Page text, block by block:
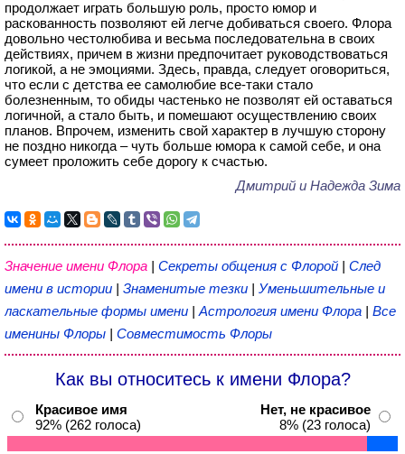
продолжает играть большую роль, просто юмор и
раскованность позволяют ей легче добиваться своего. Флора
довольно честолюбива и весьма последовательна в своих
действиях, причем в жизни предпочитает руководствоваться
логикой, а не эмоциями. Здесь, правда, следует оговориться,
что если с детства ее самолюбие все-таки стало
болезненным, то обиды частенько не позволят ей оставаться
логичной, а стало быть, и помешают осуществлению своих
планов. Впрочем, изменить свой характер в лучшую сторону
не поздно никогда – чуть больше юмора к самой себе, и она
сумеет проложить себе дорогу к счастью.
Дмитрий и Надежда Зима
Значение имени Флора | Секреты общения с Флорой | След
имени в истории | Знаменитые тезки | Уменьшительные и
ласкательные формы имени | Астрология имени Флора | Все
именины Флоры | Совместимость Флоры
Как вы относитесь к имени Флора?
Красивое имя
92% (262 голоса)
Нет, не красивое
8% (23 голоса)